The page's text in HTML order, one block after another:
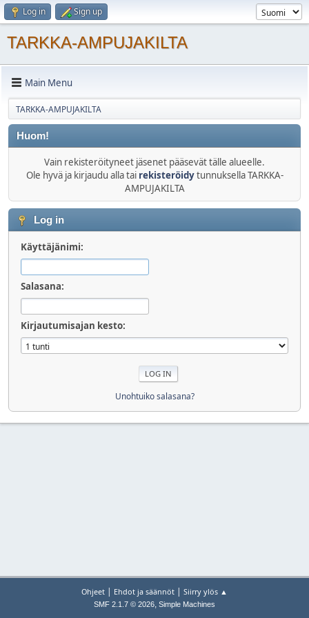
Log in Sign up
TARKKA-AMPUJAKILTA
Main Menu
TARKKA-AMPUJAKILTA
Huom!
Vain rekisteröityneet jäsenet pääsevät tälle alueelle.
Ole hyvä ja kirjaudu alla tai rekisteröidytunnuksella TARKKA-
AMPUJAKILTA
Log in
Käyttäjänimi:
Salasana:
Kirjautumisajan kesto:
Unohtuiko salasana?
Ohjeet | Ehdot ja säännöt | Siirry ylös ▲
SMF 2.1.7 © 2026, Simple Machines